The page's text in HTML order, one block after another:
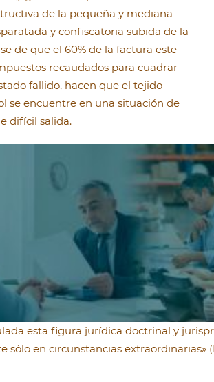
de la pequeña y mediana
y confiscatoria subida de la
de que el 60% de la factura este
recaudados para cuadrar
fallido, hacen que el tejido
se encuentre en una situación de
difícil salida.
esta figura jurídica doctrinal y
sólo en circunstancias extraordinarias»